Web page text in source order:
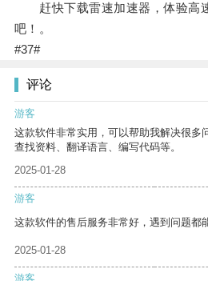
赶快下载雷速加速器，体验高
吧！。
#37#
评论
游客
这款软件非常实用，可以帮助我解决很多
查找资料、翻译语言、编写代码等。
2025-01-28
游客
这款软件的售后服务非常好，遇到问题都
2025-01-28
游客